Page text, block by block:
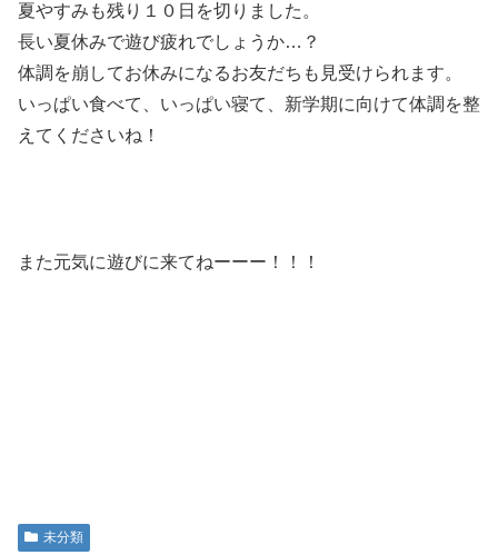
夏やすみも残り１０日を切りました。
長い夏休みで遊び疲れでしょうか…？
体調を崩してお休みになるお友だちも見受けられます。
いっぱい食べて、いっぱい寝て、新学期に向けて体調を整
えてくださいね！
また元気に遊びに来てねーーー！！！
未分類